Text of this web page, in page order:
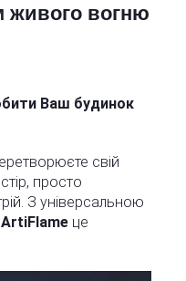
живого вогню
Ваш будинок
свій
просто
З універсальною
ArtiFlame це